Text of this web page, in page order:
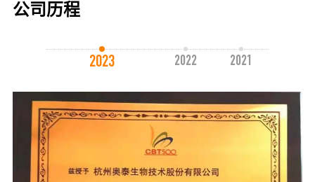
公司历程
2023 2022 2021